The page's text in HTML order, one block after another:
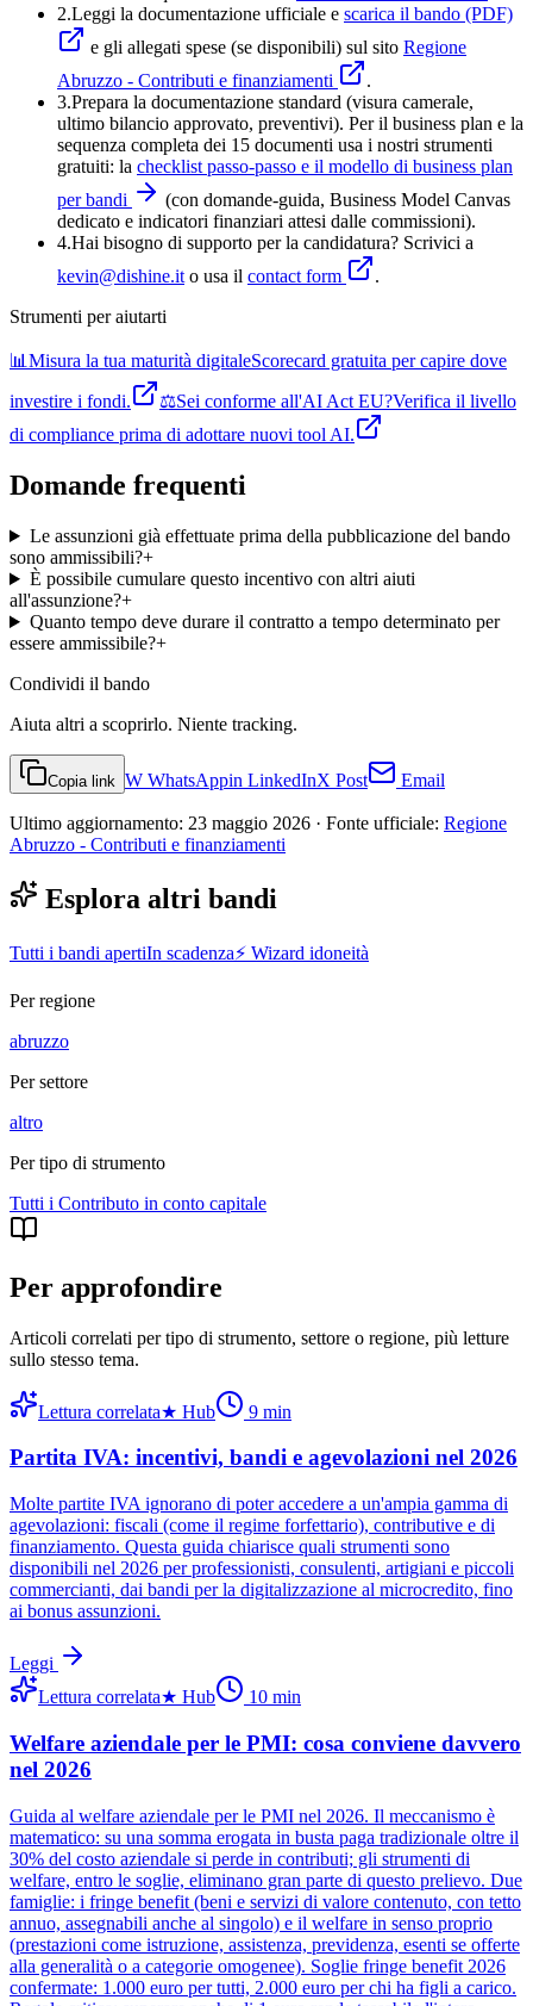
2.Leggi la documentazione ufficiale e scarica il bando (PDF)
e gli allegati spese (se disponibili) sul sito Regione
Abruzzo - Contributi e finanziamenti
.
3.Prepara la documentazione standard (visura camerale,
ultimo bilancio approvato, preventivi). Per il business plan e la
sequenza completa dei 15 documenti usa i nostri strumenti
gratuiti: la checklist passo-passo e il modello di business plan
per bandi
(con domande-guida, Business Model Canvas
dedicato e indicatori finanziari attesi dalle commissioni).
4.Hai bisogno di supporto per la candidatura? Scrivici a
kevin@dishine.it o usa il contact form
.
Strumenti per aiutarti
📊 Misura la tua maturità digitaleScorecard gratuita per capire dove
investire i fondi.
⚖️Sei conforme all'AI Act EU?Verifica il livello
di compliance prima di adottare nuovi tool AI.
Domande frequenti
Le assunzioni già effettuate prima della pubblicazione del bando
sono ammissibili?+
È possibile cumulare questo incentivo con altri aiuti
all'assunzione?+
Quanto tempo deve durare il contratto a tempo determinato per
essere ammissibile?+
Condividi il bando
Aiuta altri a scoprirlo. Niente tracking.
Copia link W WhatsAppin LinkedInX Post Email
Ultimo aggiornamento: 23 maggio 2026 · Fonte ufficiale: Regione
Abruzzo - Contributi e finanziamenti
Esplora altri bandi
Tutti i bandi apertiIn scadenza⚡ Wizard idoneità
Per regione
abruzzo
Per settore
altro
Per tipo di strumento
Tutti i Contributo in conto capitale
Per approfondire
Articoli correlati per tipo di strumento, settore o regione, più letture
sullo stesso tema.
Lettura correlata★ Hub 9 min
Partita IVA: incentivi, bandi e agevolazioni nel 2026
Molte partite IVA ignorano di poter accedere a un'ampia gamma di
agevolazioni: fiscali (come il regime forfettario), contributive e di
finanziamento. Questa guida chiarisce quali strumenti sono
disponibili nel 2026 per professionisti, consulenti, artigiani e piccoli
commercianti, dai bandi per la digitalizzazione al microcredito, fino
ai bonus assunzioni.
Leggi
Lettura correlata★ Hub 10 min
Welfare aziendale per le PMI: cosa conviene davvero
nel 2026
Guida al welfare aziendale per le PMI nel 2026. Il meccanismo è
matematico: su una somma erogata in busta paga tradizionale oltre il
30% del costo aziendale si perde in contributi; gli strumenti di
welfare, entro le soglie, eliminano gran parte di questo prelievo. Due
famiglie: i fringe benefit (beni e servizi di valore contenuto, con tetto
annuo, assegnabili anche al singolo) e il welfare in senso proprio
(prestazioni come istruzione, assistenza, previdenza, esenti se offerte
alla generalità o a categorie omogenee). Soglie fringe benefit 2026
confermate: 1.000 euro per tutti, 2.000 euro per chi ha figli a carico.